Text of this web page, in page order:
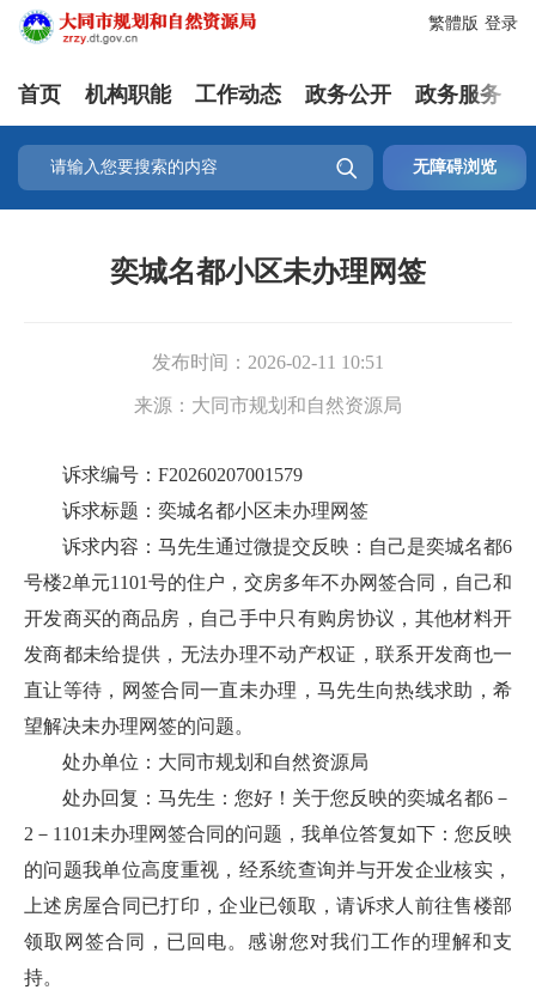
登录
繁體版
首页 机构职能 工作动态 政务公开 政务服务
 无障碍浏览
奕城名都小区未办理网签
发布时间： 2026-02-11 10:51
来源： 大同市规划和自然资源局
诉求编号：F20260207001579
诉求标题：奕城名都小区未办理网签
诉求内容：马先生通过微提交反映：自己是奕城名都6
号楼2单元1101号的住户，交房多年不办网签合同，自己和
开发商买的商品房，自己手中只有购房协议，其他材料开
发商都未给提供，无法办理不动产权证，联系开发商也一
直让等待，网签合同一直未办理，马先生向热线求助，希
望解决未办理网签的问题。
处办单位：大同市规划和自然资源局
处办回复：马先生：您好！关于您反映的奕城名都6－
2－1101未办理网签合同的问题，我单位答复如下：您反映
的问题我单位高度重视，经系统查询并与开发企业核实，
上述房屋合同已打印，企业已领取，请诉求人前往售楼部
领取网签合同，已回电。感谢您对我们工作的理解和支
持。